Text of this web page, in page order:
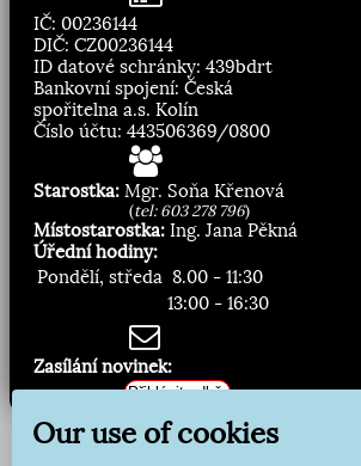
IČ: 00236144
DIČ: CZ00236144
ID datové schránky: 439bdrt
Bankovní spojení: Česká
spořitelna a.s. Kolín
Číslo účtu: 443506369/0800
Starostka: Mgr. Soňa Křenová
(tel: 603 278 796)
Místostarostka: Ing. Jana Pěkná
Úřední hodiny:
Pondělí, středa 8.00 - 11:30
13:00 - 16:30
Zasílání novinek:
Přihlásit odběr
Our use of cookies